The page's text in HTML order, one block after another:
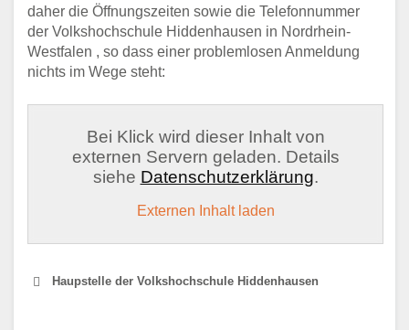
daher die Öffnungszeiten sowie die Telefonnummer
der Volkshochschule Hiddenhausen in Nordrhein-
Westfalen , so dass einer problemlosen Anmeldung
nichts im Wege steht:
Bei Klick wird dieser Inhalt von
externen Servern geladen. Details
siehe Datenschutzerklärung.
Externen Inhalt laden
Haupstelle der Volkshochschule Hiddenhausen